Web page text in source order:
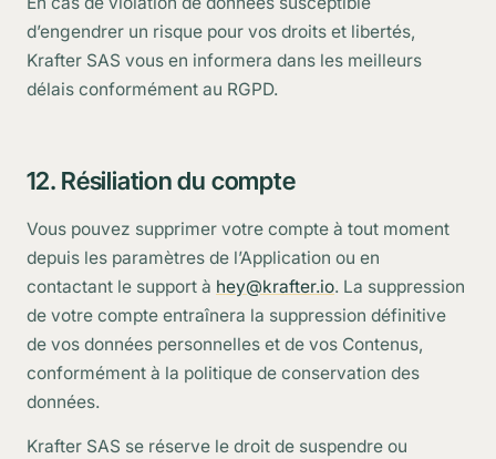
d’engendrer un risque pour vos droits et libertés,
Krafter SAS vous en informera dans les meilleurs
délais conformément au RGPD.
12. Résiliation du compte
Vous pouvez supprimer votre compte à tout moment
depuis les paramètres de l’Application ou en
contactant le support à hey@krafter.io. La suppression
de votre compte entraînera la suppression définitive
de vos données personnelles et de vos Contenus,
conformément à la politique de conservation des
données.
Krafter SAS se réserve le droit de suspendre ou